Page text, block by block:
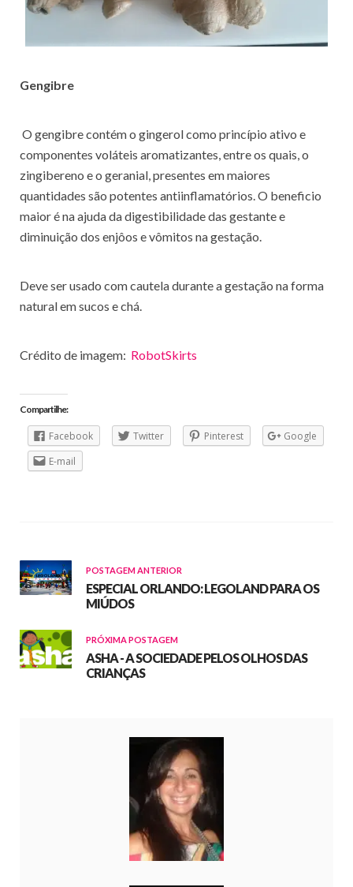
Gengibre
O gengibre contém o gingerol como princípio ativo e
componentes voláteis aromatizantes, entre os quais, o
zingibereno e o geranial, presentes em maiores
quantidades são potentes antiinflamatórios. O beneficio
maior é na ajuda da digestibilidade das gestante e
diminuição dos enjôos e vômitos na gestação.
Deve ser usado com cautela durante a gestação na forma
natural em sucos e chá.
Crédito de imagem: RobotSkirts
Compartilhe:
Facebook Twitter Pinterest
Google
E-mail
POSTAGEM ANTERIOR
ESPECIAL ORLANDO: LEGOLAND PARA OS
MIÚDOS
PRÓXIMA POSTAGEM
ASHA - A SOCIEDADE PELOS OLHOS DAS
CRIANÇAS